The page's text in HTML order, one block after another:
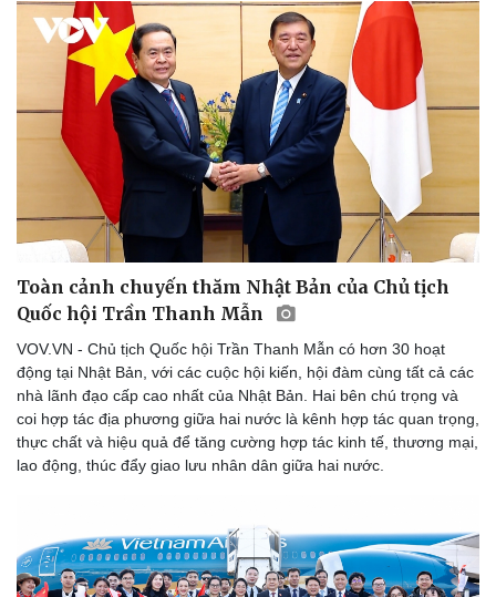
Toàn cảnh chuyến thăm Nhật Bản của Chủ tịch
Quốc hội Trần Thanh Mẫn
VOV.VN - Chủ tịch Quốc hội Trần Thanh Mẫn có hơn 30 hoạt
động tại Nhật Bản, với các cuộc hội kiến, hội đàm cùng tất cả các
nhà lãnh đạo cấp cao nhất của Nhật Bản. Hai bên chú trọng và
coi hợp tác địa phương giữa hai nước là kênh hợp tác quan trọng,
thực chất và hiệu quả để tăng cường hợp tác kinh tế, thương mại,
lao động, thúc đẩy giao lưu nhân dân giữa hai nước.